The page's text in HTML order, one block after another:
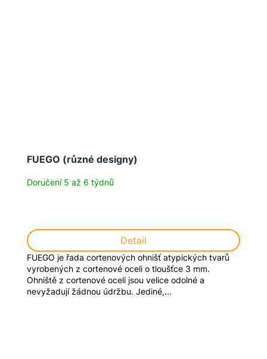
FUEGO (různé designy)
Doručení 5 až 6 týdnů
Detail
FUEGO je řada cortenových ohnišť atypických tvarů
vyrobených z cortenové oceli o tloušťce 3 mm.
Ohniště z cortenové oceli jsou velice odolné a
nevyžadují žádnou údržbu. Jediné,...